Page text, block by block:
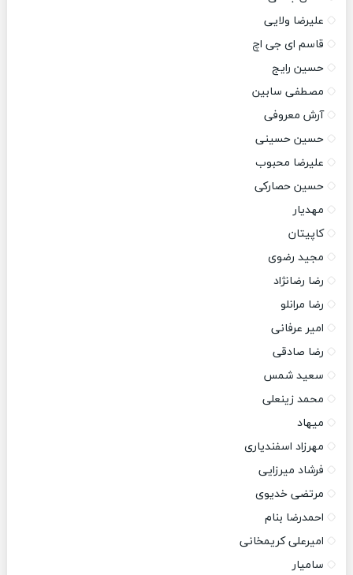
علیرضا ولایی
قاسم ای جی اچ
حسین رایج
مصطفی سابین
آرش معروفی
حسین حسینی
علیرضا محبوب
حسین حصارکی
مهدیار
کاپیتان
مجید رضوی
رضا رضانژاد
رضا مرانلو
امیر عرفانی
رضا صادقی
سعید شمس
محمد زینعلی
میهاد
مهرزاد اسفندیاری
فرشاد میرزایی
مرتضی خدیوی
احمدرضا بنام
امیرعلی کریمخانی
سامیار